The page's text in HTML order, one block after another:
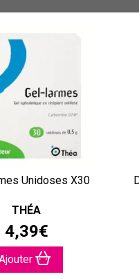
Unidoses X30
THÉA
4,39€